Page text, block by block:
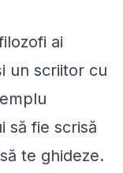
ai
un scriitor cu
să fie scrisă
te ghideze.